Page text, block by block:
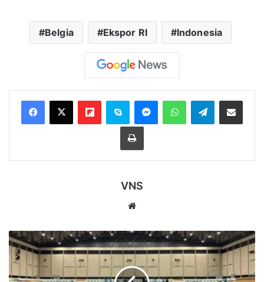
Belgia Ekspor RI Indonesia
FlipboardSkype MessengerWhatsAppTelegramBagikan melalui Email
Cetak
VNS
Pelepasan
Jemaah
Haji
Samarinda